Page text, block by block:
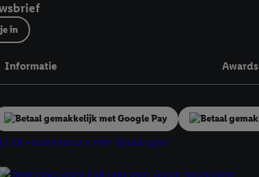
in
Informatie Awards
technieken en met welke
vinden over de gegevensverwerking.
alle bovengenoemde doeleinden. Meer informatie,
jouw toestemming op elk gewenst moment in te
voor de Lidl website hier.Klikhier voor meer informatie